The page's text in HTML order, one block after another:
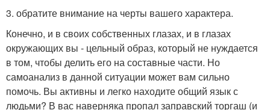
3. обратите внимание на черты вашего характера.
Конечно, и в своих собственных глазах, и в глазах
окружающих вы - цельный образ, который не нуждается
в том, чтобы делить его на составные части. Но
самоанализ в данной ситуации может вам сильно
помочь. Вы активны и легко находите общий язык с
людьми? В вас наверняка пропал заправский торгаш (и